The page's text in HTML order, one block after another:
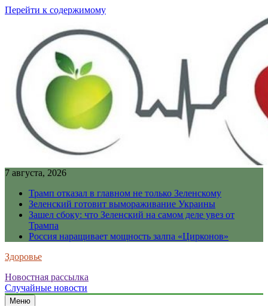
Перейти к содержимому
7 августа, 2026
Трамп отказал в главном не только Зеленскому
Зеленский готовит вымораживание Украины
Зашел сбоку: что Зеленский на самом деле увез от
Трампа
Россия наращивает мощность залпа «Цирконов»
Здоровье
Новостная рассылка
Случайные новости
Меню